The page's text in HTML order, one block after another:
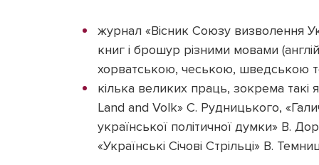
журнал «Вісник Союзу визволення
книг і брошур різними мовами
хорватською, чеською, шведською
кілька великих праць, зокрема
Land and Volk» С. Рудницького,
української політичної думки» В.
«Українські Січові Стрільці» В.